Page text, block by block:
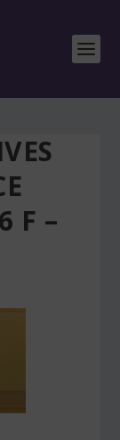
F –